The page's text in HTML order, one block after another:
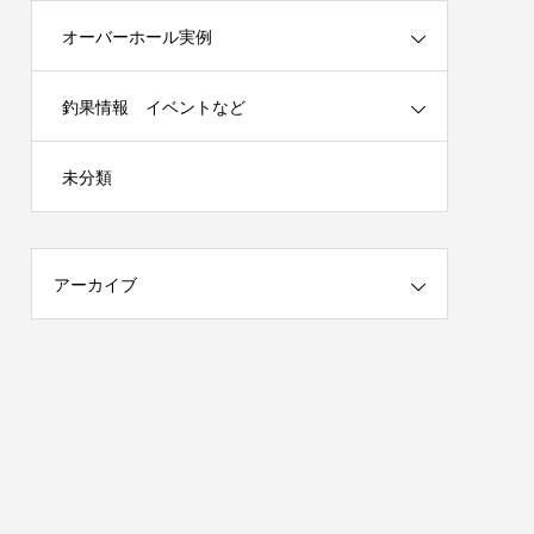
陣）開
謹賀新年 2025年はチームを作ります！
オーバーホール実例
釣果情報 イベントなど
未分類
アーカイブ